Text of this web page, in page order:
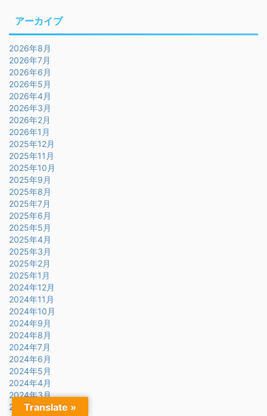
アーカイブ
2026年8月
2026年7月
2026年6月
2026年5月
2026年4月
2026年3月
2026年2月
2026年1月
2025年12月
2025年11月
2025年10月
2025年9月
2025年8月
2025年7月
2025年6月
2025年5月
2025年4月
2025年3月
2025年2月
2025年1月
2024年12月
2024年11月
2024年10月
2024年9月
2024年8月
2024年7月
2024年6月
2024年5月
2024年4月
2024年3月
2024年2月
Translate »